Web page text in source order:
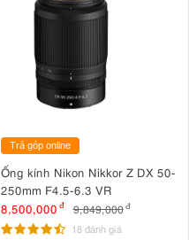
Trả góp online
Ống kính Nikon Nikkor Z DX 50-
250mm F4.5-6.3 VR
8,500,000 đ 9,849,000 đ
18 đánh giá